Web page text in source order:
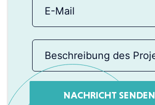
NACHRICHT SENDEN